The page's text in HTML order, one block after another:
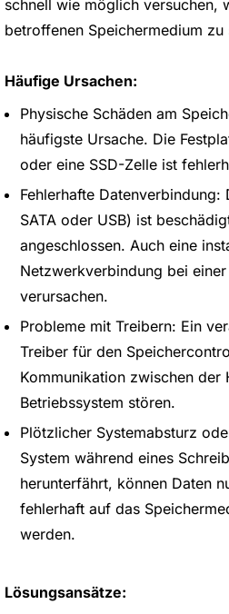
schnell wie möglich versuchen,
betroffenen Speichermedium zu
Häufige Ursachen:
Physische Schäden am
häufigste Ursache. Die
oder eine SSD-Zelle ist
Fehlerhafte Datenverbindung:
SATA oder USB) ist
angeschlossen. Auch eine
Netzwerkverbindung bei
verursachen.
Probleme mit Treibern: Ein
Treiber für den
Kommunikation zwischen der
Betriebssystem stören.
Plötzlicher Systemabsturz
System während eines
herunterfährt, können Daten
fehlerhaft auf das
werden.
Lösungsansätze: